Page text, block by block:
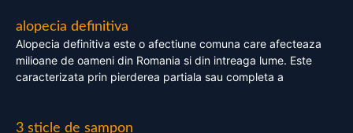
alopecia definitiva
Alopecia definitiva este o afectiune comuna care afecteaza
milioane de oameni din Romania si din intreaga lume. Este
caracterizata prin pierderea partiala sau completa a
3 sticle de sampon